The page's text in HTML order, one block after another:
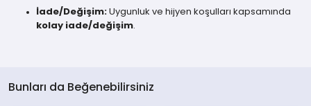
İade/Değişim: Uygunluk ve hijyen koşulları kapsamında
kolay iade/değişim
Bunları da Beğenebilirsiniz